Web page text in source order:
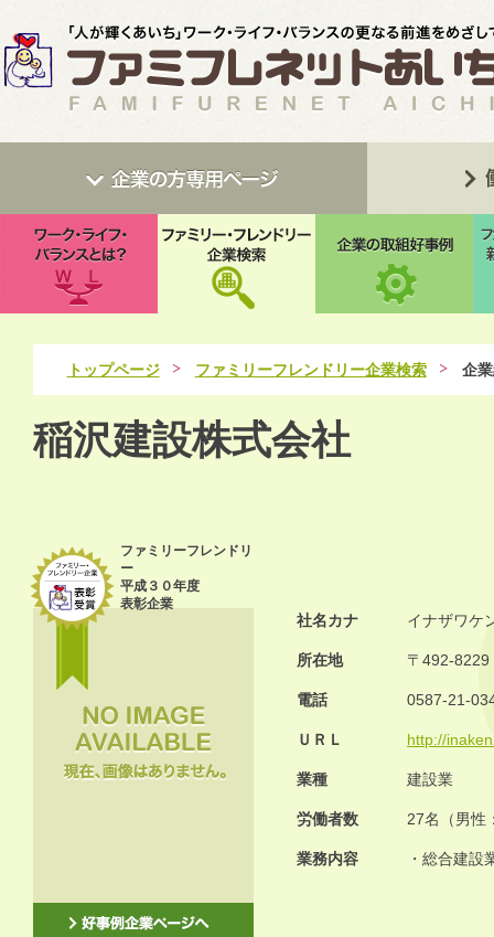
トップページ ファミリーフレンドリー企業検索 企
稲沢建設株式会社
ファミリーフレンドリ
ー
平成３０年度
表彰企業
社名カナ イナザワケ
所在地 〒492-8229
電話 0587-21-
ＵＲＬ http://
業種 建設業
労働者数 27名（男
業務内容 ・総合建設